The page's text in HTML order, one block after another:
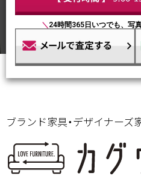
＼ 24時間365日いつでも、写
ブランド家具・デザイナーズ